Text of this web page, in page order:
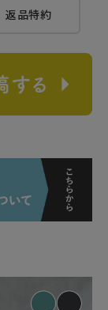
返品特約